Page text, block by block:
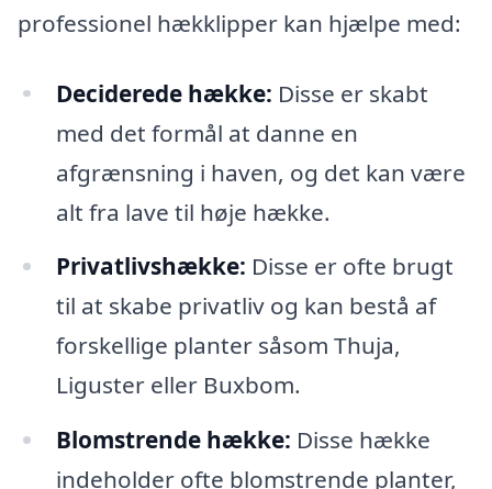
professionel hækklipper kan hjælpe med:
Deciderede hække: Disse er skabt
med det formål at danne en
afgrænsning i haven, og det kan være
alt fra lave til høje hække.
Privatlivshække: Disse er ofte brugt
til at skabe privatliv og kan bestå af
forskellige planter såsom Thuja,
Liguster eller Buxbom.
Blomstrende hække: Disse hække
indeholder ofte blomstrende planter,